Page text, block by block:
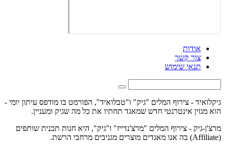
אודות
צור קשר
תנאי שימוש
גיקלואיד - צירוף המלים "גיק" ו"טבלואיד", הפורמט בו מודפס עיתון יומי -
הוא מגזין אינטרנטי חדש שמאגד תחתיו את כל מה שגיק ומעניין.
מרצ'ן-גיק - צירוף המלים "מרצ'נדייז" ו"גיק", היא חנות תכנית שותפים
(Affiliate) בה אנו מאגדים מוצרים מגניבים מרחבי הרשת.